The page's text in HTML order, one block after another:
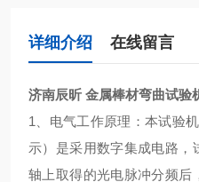
详细介绍 在线留言
济南辰昕 金属棒材弯曲试验
1、电气工作原理：本试验
示）是采用数字集成电路，
轴上取得的光电脉冲分频后